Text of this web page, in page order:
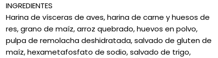
INGREDIENTES
Harina de vísceras de aves, harina de carne y huesos de
res, grano de maíz, arroz quebrado, huevos en polvo,
pulpa de remolacha deshidratada, salvado de gluten de
maíz, hexametafosfato de sodio, salvado de trigo,